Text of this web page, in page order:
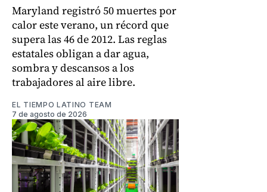
Maryland registró 50 muertes por
calor este verano, un récord que
supera las 46 de 2012. Las reglas
estatales obligan a dar agua,
sombra y descansos a los
trabajadores al aire libre.
EL TIEMPO LATINO TEAM
7 de agosto de 2026